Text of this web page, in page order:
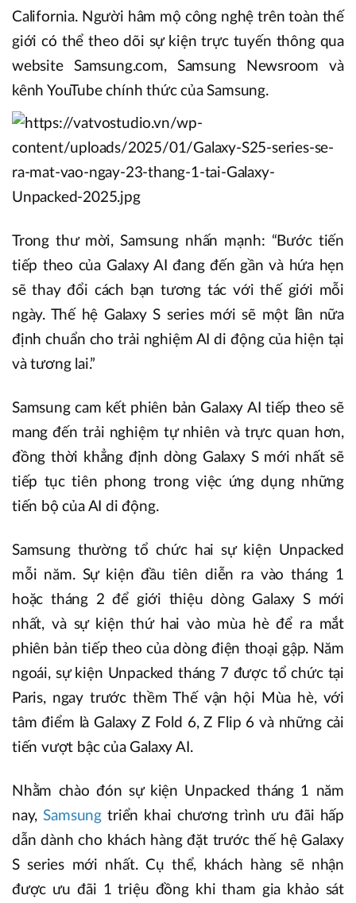
California. Người hâm mộ công nghệ trên toàn thế
giới có thể theo dõi sự kiện trực tuyến thông qua
website Samsung.com, Samsung Newsroom và
kênh YouTube chính thức của Samsung.
Trong thư mời, Samsung nhấn mạnh: “Bước tiến
tiếp theo của Galaxy AI đang đến gần và hứa hẹn
sẽ thay đổi cách bạn tương tác với thế giới mỗi
ngày. Thế hệ Galaxy S series mới sẽ một lần nữa
định chuẩn cho trải nghiệm AI di động của hiện tại
và tương lai.”
Samsung cam kết phiên bản Galaxy AI tiếp theo sẽ
mang đến trải nghiệm tự nhiên và trực quan hơn,
đồng thời khẳng định dòng Galaxy S mới nhất sẽ
tiếp tục tiên phong trong việc ứng dụng những
tiến bộ của AI di động.
Samsung thường tổ chức hai sự kiện Unpacked
mỗi năm. Sự kiện đầu tiên diễn ra vào tháng 1
hoặc tháng 2 để giới thiệu dòng Galaxy S mới
nhất, và sự kiện thứ hai vào mùa hè để ra mắt
phiên bản tiếp theo của dòng điện thoại gập. Năm
ngoái, sự kiện Unpacked tháng 7 được tổ chức tại
Paris, ngay trước thềm Thế vận hội Mùa hè, với
tâm điểm là Galaxy Z Fold 6, Z Flip 6 và những cải
tiến vượt bậc của Galaxy AI.
Nhằm chào đón sự kiện Unpacked tháng 1 năm
nay,Samsung triển khai chương trình ưu đãi hấp
dẫn dành cho khách hàng đặt trước thế hệ Galaxy
S series mới nhất. Cụ thể, khách hàng sẽ nhận
được ưu đãi 1 triệu đồng khi tham gia khảo sát